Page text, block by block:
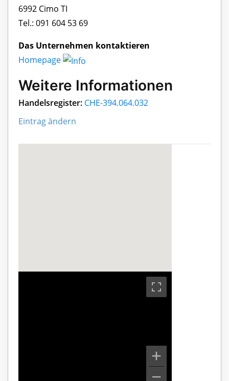
6992 Cimo TI
Tel.: 091 604 53 69
Das Unternehmen kontaktieren
Homepage
Weitere Informationen
Handelsregister: CHE-394.064.032
Eintrag ändern